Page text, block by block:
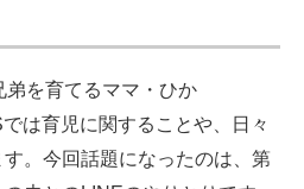
を育てるママ・ひか
は育児に関することや、日々
。今回話題になったのは、第